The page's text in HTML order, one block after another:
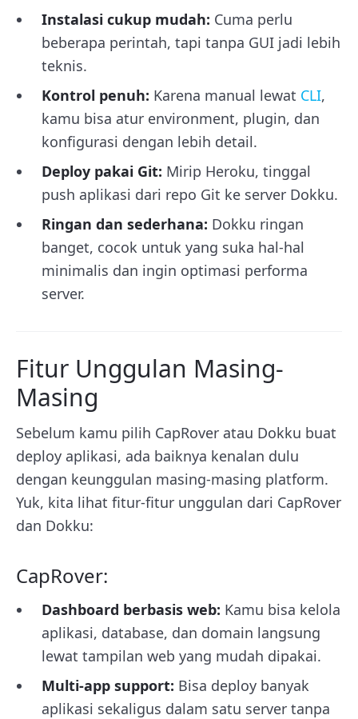
Instalasi cukup mudah: Cuma perlu
beberapa perintah, tapi tanpa GUI jadi lebih
teknis.
Kontrol penuh: Karena manual lewat CLI,
kamu bisa atur environment, plugin, dan
konfigurasi dengan lebih detail.
Deploy pakai Git: Mirip Heroku, tinggal
push aplikasi dari repo Git ke server Dokku.
Ringan dan sederhana: Dokku ringan
banget, cocok untuk yang suka hal-hal
minimalis dan ingin optimasi performa
server.
Fitur Unggulan Masing-
Masing
Sebelum kamu pilih CapRover atau Dokku buat
deploy aplikasi, ada baiknya kenalan dulu
dengan keunggulan masing-masing platform.
Yuk, kita lihat fitur-fitur unggulan dari CapRover
dan Dokku:
CapRover:
Dashboard berbasis web: Kamu bisa kelola
aplikasi, database, dan domain langsung
lewat tampilan web yang mudah dipakai.
Multi-app support: Bisa deploy banyak
aplikasi sekaligus dalam satu server tanpa